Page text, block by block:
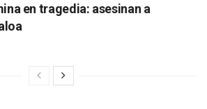
en tragedia: asesinan a